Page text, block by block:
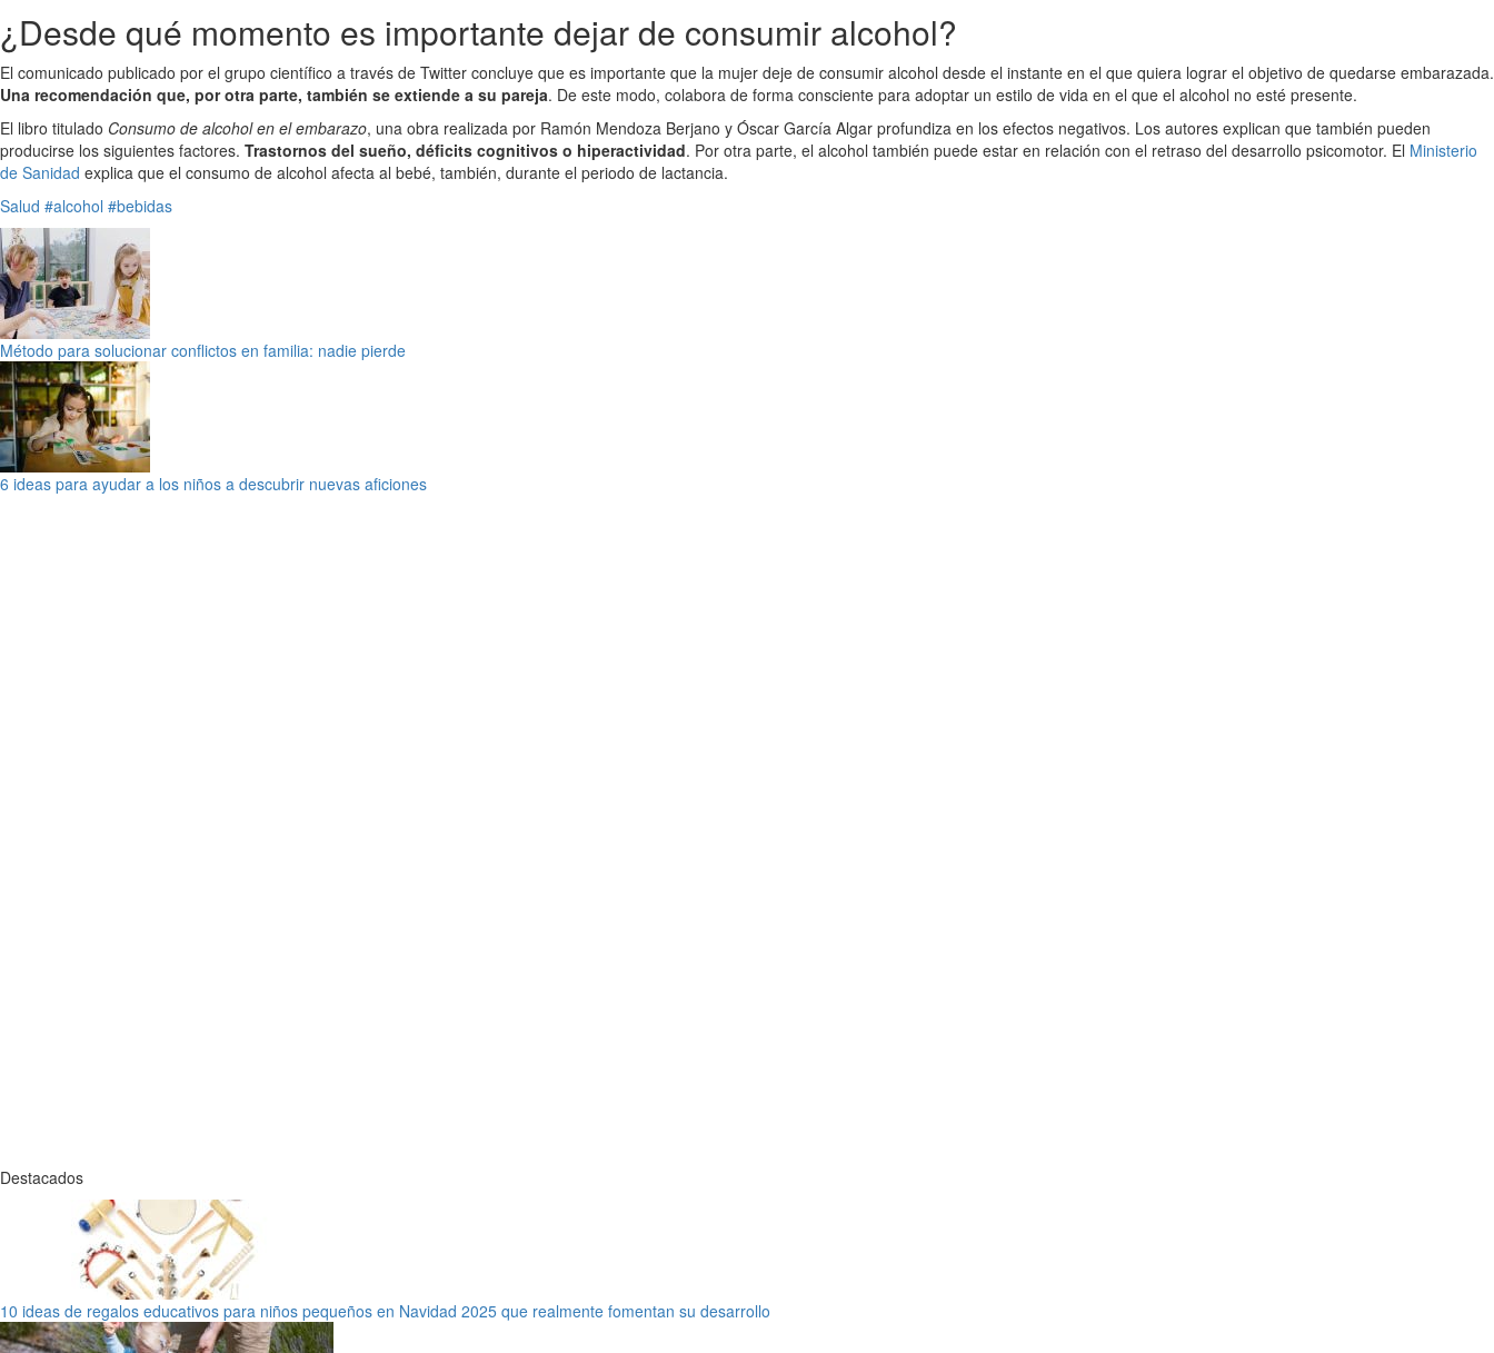
¿Desde qué momento es importante dejar de consumir alcohol?
El comunicado publicado por el grupo científico a través de Twitter concluye que es importante que la mujer deje de consumir alcohol desde el instante en el que quiera lograr el objetivo de quedarse embarazada.
Una recomendación que, por otra parte, también se extiende a su pareja. De este modo, colabora de forma consciente para adoptar un estilo de vida en el que el alcohol no esté presente.
El libro titulado Consumo de alcohol en el embarazo, una obra realizada por Ramón Mendoza Berjano y Óscar García Algar profundiza en los efectos negativos. Los autores explican que también pueden
producirse los siguientes factores. Trastornos del sueño, déficits cognitivos o hiperactividad. Por otra parte, el alcohol también puede estar en relación con el retraso del desarrollo psicomotor. El Ministerio
de Sanidad explica que el consumo de alcohol afecta al bebé, también, durante el periodo de lactancia.
Salud #alcohol #bebidas
Método para solucionar conflictos en familia: nadie pierde
6 ideas para ayudar a los niños a descubrir nuevas aficiones
Destacados
10 ideas de regalos educativos para niños pequeños en Navidad 2025 que realmente fomentan su desarrollo